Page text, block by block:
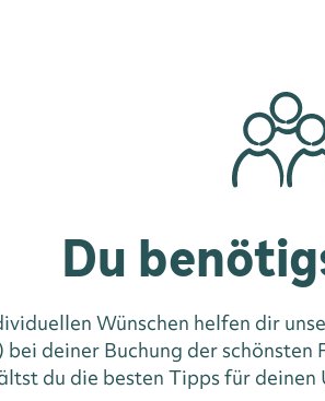
Du
Wünschen helfen dir
bei deiner Buchung der
du die besten Tipps für deinen